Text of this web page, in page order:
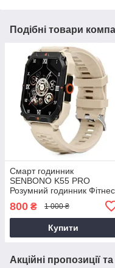
Подібні товари
Смарт годинник
SENBONO K55 PRO
Розумний годинник Фітнес
800 ₴ 1 000 ₴
Купити
Акційні пропозиції